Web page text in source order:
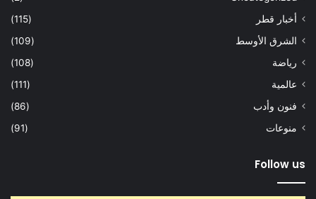
أخبار قطر
(115)
الشرق الأوسط
(109)
رياضة
(108)
عالمية
(111)
فنون وأدب
(86)
منوعات
(91)
Follow us